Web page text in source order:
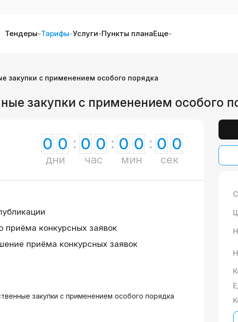
Тендеры Тарифы Услуги Пункты планаЕще
закупки с применением особого порядка
закупки с применением особого
0 0
дни
0 0
час
0 0
мин
0 0
сек
приёма конкурсных заявок
приёма конкурсных заявок
закупки с применением особого порядка